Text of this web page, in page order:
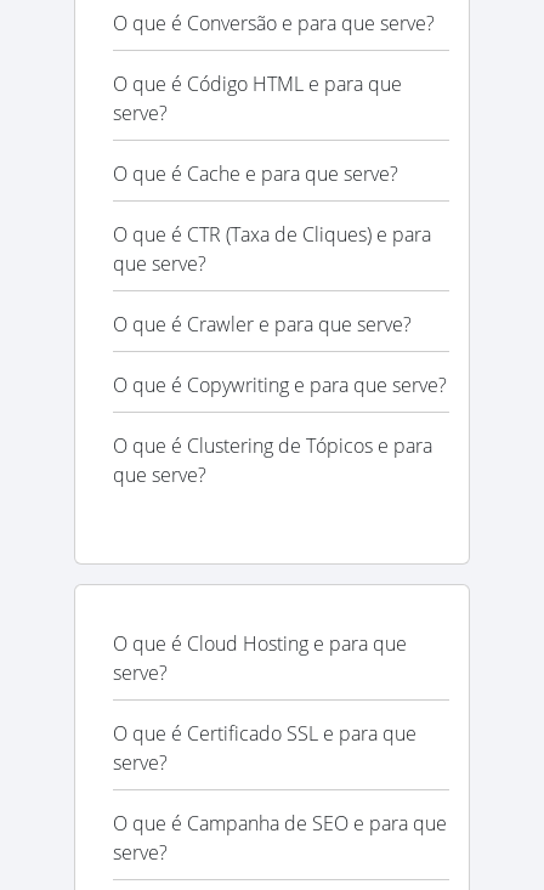
O que é Conversão e para que serve?
O que é Código HTML e para que
serve?
O que é Cache e para que serve?
O que é CTR (Taxa de Cliques) e para
que serve?
O que é Crawler e para que serve?
O que é Copywriting e para que serve?
O que é Clustering de Tópicos e para
que serve?
O que é Cloud Hosting e para que
serve?
O que é Certificado SSL e para que
serve?
O que é Campanha de SEO e para que
serve?